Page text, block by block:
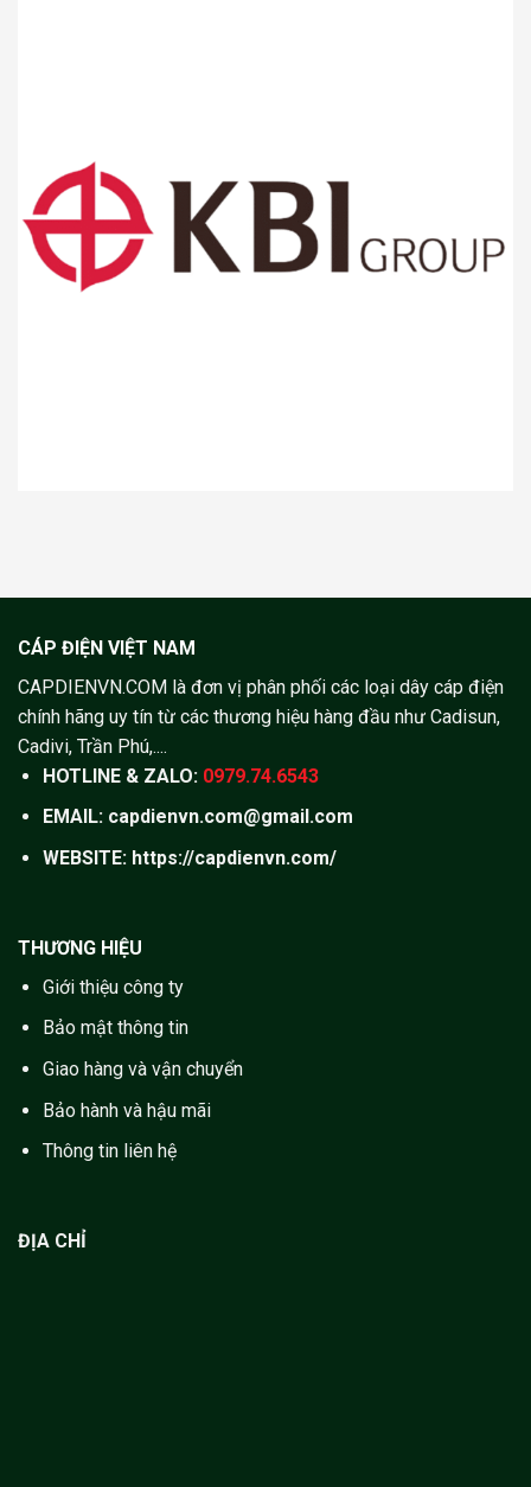
CÁP ĐIỆN VIỆT NAM
CAPDIENVN.COM là đơn vị phân phối các loại dây cáp điện
chính hãng uy tín từ các thương hiệu hàng đầu như Cadisun,
Cadivi, Trần Phú,....
HOTLINE & ZALO: 0979.74.6543
EMAIL: capdienvn.com@gmail.com
WEBSITE: https://capdienvn.com/
THƯƠNG HIỆU
Giới thiệu công ty
Bảo mật thông tin
Giao hàng và vận chuyển
Bảo hành và hậu mãi
Thông tin liên hệ
ĐỊA CHỈ